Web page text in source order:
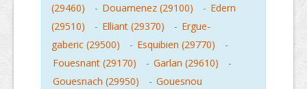
(29460)
- Douarnenez (29100) - Edern
(29510)
- Elliant (29370) - Ergue-
gaberic (29500)
- Esquibien (29770)
-
Fouesnant (29170)
- Garlan (29610)
-
Gouesnach (29950)
- Gouesnou